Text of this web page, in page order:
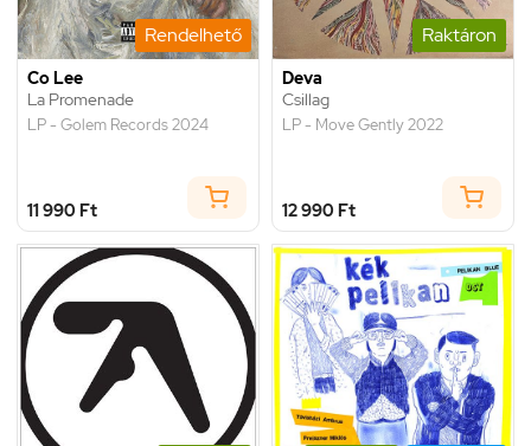
Rendelhető
Co Lee
La Promenade
LP - Golem Records 2024
11 990 Ft
Raktáron
Deva
Csillag
LP - Move Gently 2022
12 990 Ft